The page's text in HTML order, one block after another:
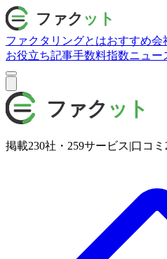
ファクタリングとはおすすめ会
お役立ち記事手数料指数ニュー
掲載230社・ 259サービス|口コミ